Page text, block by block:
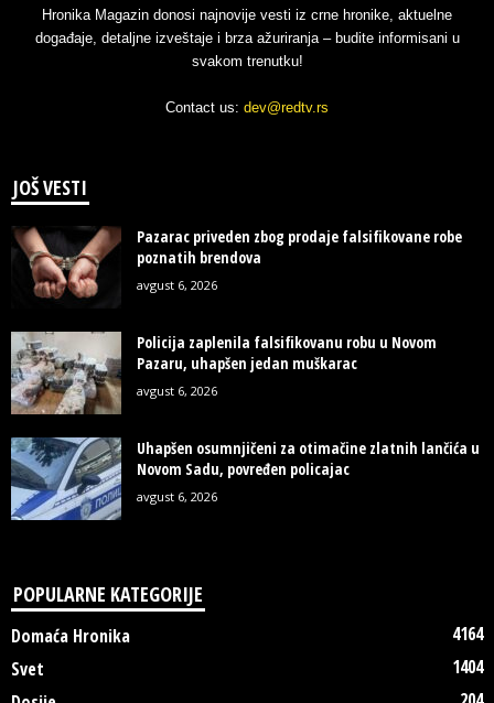
Hronika Magazin donosi najnovije vesti iz crne hronike, aktuelne
događaje, detaljne izveštaje i brza ažuriranja – budite informisani u
svakom trenutku!
Contact us: dev@redtv.rs
JOŠ VESTI
Pazarac priveden zbog prodaje falsifikovane robe
poznatih brendova
avgust 6, 2026
Policija zaplenila falsifikovanu robu u Novom
Pazaru, uhapšen jedan muškarac
avgust 6, 2026
Uhapšen osumnjičeni za otimačine zlatnih lančića u
Novom Sadu, povređen policajac
avgust 6, 2026
POPULARNE KATEGORIJE
Domaća Hronika
4164
Svet
1404